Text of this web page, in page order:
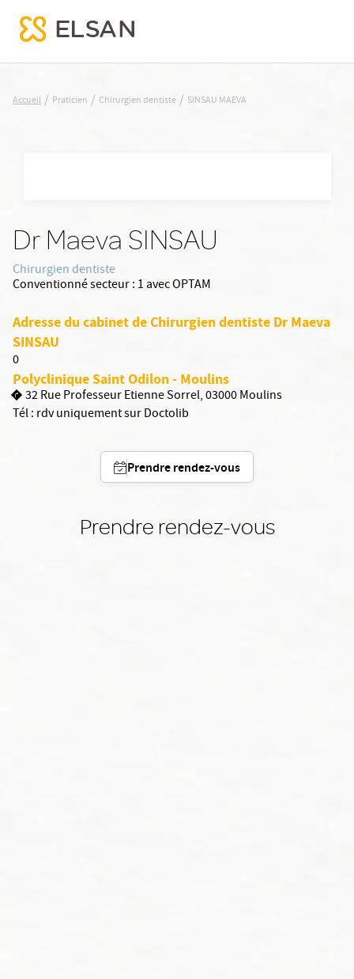
SINSAU MAEVA
Accueil / Praticien / Chirurgien dentiste / SINSAU MAEVA
Dr Maeva SINSAU
Chirurgien dentiste
Conventionné secteur : 1 avec OPTAM
Adresse du cabinet de Chirurgien dentiste Dr Maeva
SINSAU
0
Polyclinique Saint Odilon - Moulins
32 Rue Professeur Etienne Sorrel, 03000 Moulins
Tél : rdv uniquement sur Doctolib
Prendre rendez-vous
Prendre rendez-vous